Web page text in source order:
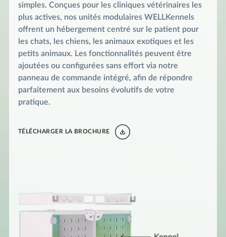
simples. Conçues pour les cliniques vétérinaires les
plus actives, nos unités modulaires WELLKennels
offrent un hébergement centré sur le patient pour
les chats, les chiens, les animaux exotiques et les
petits animaux. Les fonctionnalités peuvent être
ajoutées ou configurées sans effort via notre
panneau de commande intégré, afin de répondre
parfaitement aux besoins évolutifs de votre
pratique.
TÉLÉCHARGER LA BROCHURE